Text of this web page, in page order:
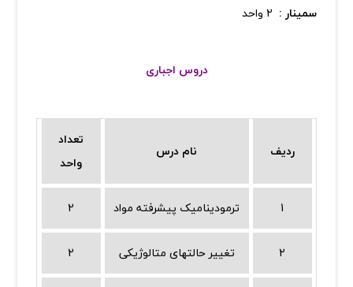
سمینار :
دروس اجباری
تعداد
واحد
نام درس ردیف
2 ترمودینامیک پیشرفته مواد 1
2 تغییر حالتهای متالوژیکی 2